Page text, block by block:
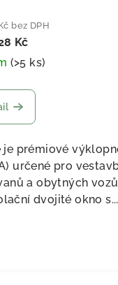
bez DPH
Kč
(>5 ks)
je prémiové
určené pro
a obytných
dvojité okno s...